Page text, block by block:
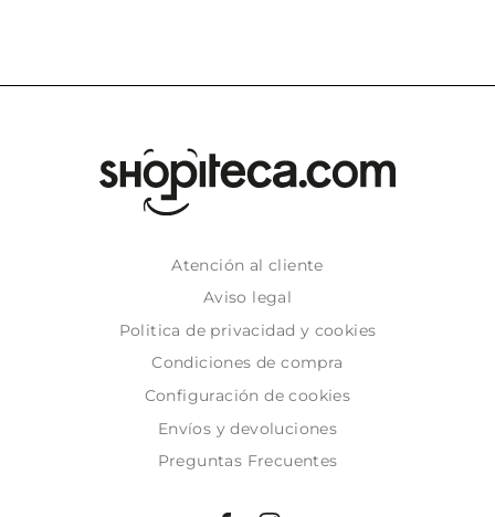
Atención al cliente
Aviso legal
Politica de privacidad y cookies
Condiciones de compra
Configuración de cookies
Envíos y devoluciones
Preguntas Frecuentes